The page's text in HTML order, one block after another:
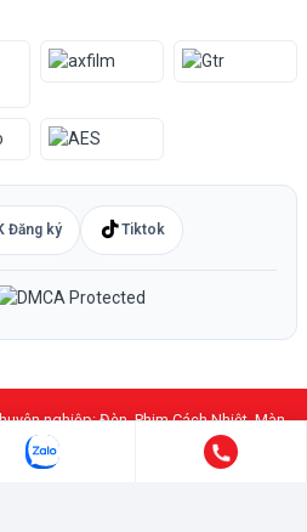
Đăng ký Tiktok
nghiệp: Đèn, Phim Cách Nhiệt, Màn
Android, PPF